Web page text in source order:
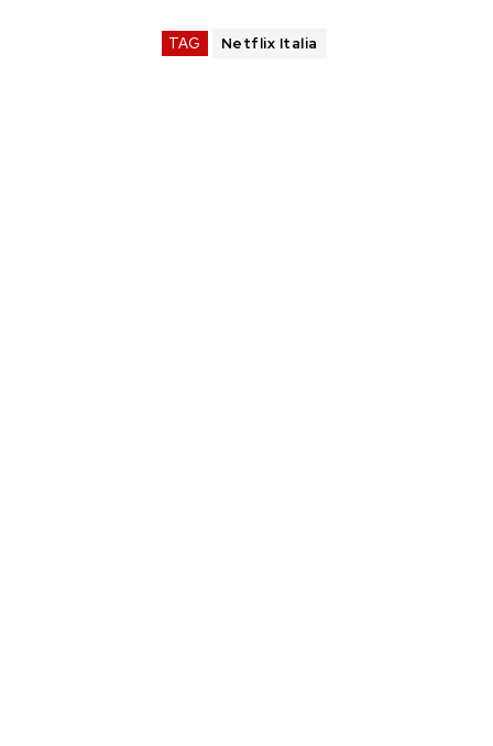
TAG Netflix Italia